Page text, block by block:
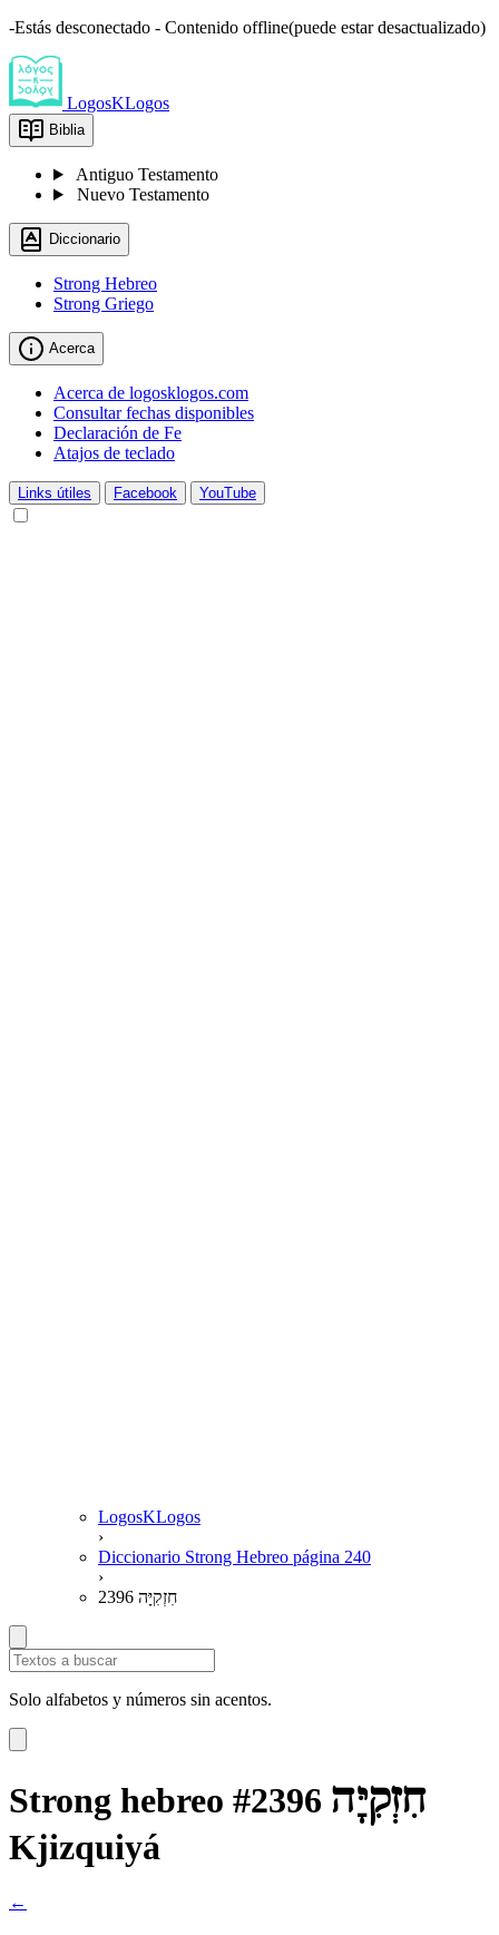
-Estás desconectado - Contenido offline(puede estar desactualizado)
LogosKLogos
Biblia
Antiguo Testamento
Nuevo Testamento
Diccionario
Strong Hebreo
Strong Griego
Acerca
Acerca de logosklogos.com
Consultar fechas disponibles
Declaración de Fe
Atajos de teclado
Links útiles Facebook YouTube
LogosKLogos
›
Diccionario Strong Hebreo página 240
›
2396 חִזְקִיָּה
Solo alfabetos y números sin acentos.
Strong hebreo #2396 חִזְקִיָּה
Kjizquiyá
←